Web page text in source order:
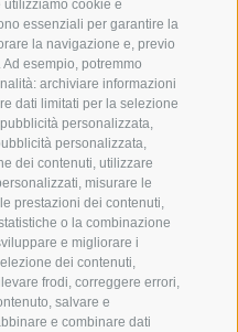
utilizziamo cookie e
essenziali per garantire la
la navigazione e, previo
esempio, potremmo
archiviare informazioni
dati limitati per la selezione
personalizzata,
personalizzata,
dei contenuti, utilizzare
misurare le
prestazioni dei contenuti,
o la combinazione
e migliorare i
dei contenuti,
frodi, correggere errori,
salvare e
e combinare dati
- 12.00
PREFERENZE COOKIES